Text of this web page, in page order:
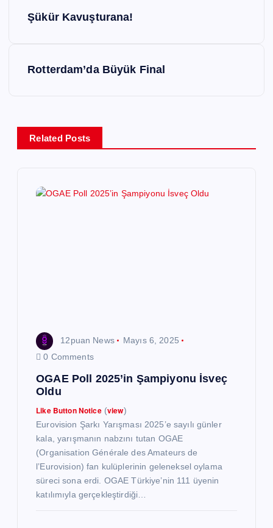
g
e
Şükür Kavuşturana!
Rotterdam’da Büyük Final
Related Posts
12puan News
Mayıs 6, 2025
0 Comments
OGAE Poll 2025’in Şampiyonu İsveç
Oldu
Like Button Notice(view)
Eurovision Şarkı Yarışması 2025’e sayılı günler
kala, yarışmanın nabzını tutan OGAE
(Organisation Générale des Amateurs de
l’Eurovision) fan kulüplerinin geleneksel oylama
süreci sona erdi. OGAE Türkiye’nin 111 üyenin
katılımıyla gerçekleştirdiği…